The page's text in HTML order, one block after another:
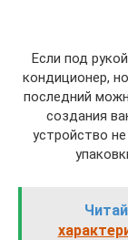
Если под
кондиционер,
последний
создания
устройство